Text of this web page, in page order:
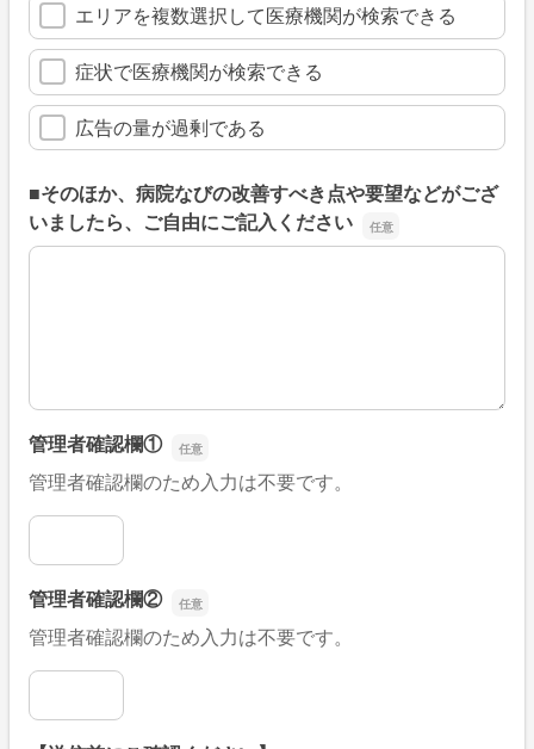
エリアを複数選択して医療機関が検索できる
症状で医療機関が検索できる
広告の量が過剰である
■そのほか、病院なびの改善すべき点や要望などがござ
いましたら、ご自由にご記入ください
■そのほか、病院なびの改善すべき点や要望などがござい
管理者確認欄①
管理者確認欄のため入力は不要です。
管理者確認欄①
管理者確認欄②
管理者確認欄のため入力は不要です。
管理者確認欄②